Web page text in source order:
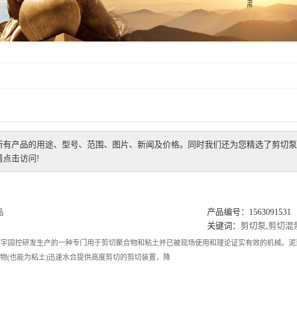
有产品的用途、型号、范围、图片、新闻及价格。同时我们还为您精选了 剪切泵
点击访问!
产品编号：1563091531
关键词： 剪切泵 ,剪切混
固控研发生产的一种专门用于剪切聚合物和粘土并已被现场使用和理论证实有效的机械。
(也能为粘土)迅速水合提供高度剪切的剪切装置，降